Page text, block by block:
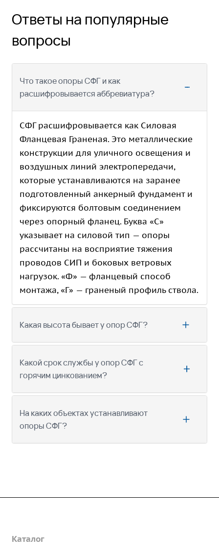
Ответы на популярные
вопросы
Что такое опоры СФГ и как
расшифровывается аббревиатура?
СФГ расшифровывается как Силовая
Фланцевая Граненая. Это металлические
конструкции для уличного освещения и
воздушных линий электропередачи,
которые устанавливаются на заранее
подготовленный анкерный фундамент и
фиксируются болтовым соединением
через опорный фланец. Буква «С»
указывает на силовой тип — опоры
рассчитаны на восприятие тяжения
проводов СИП и боковых ветровых
нагрузок. «Ф» — фланцевый способ
монтажа, «Г» — граненый профиль ствола.
Какая высота бывает у опор СФГ?
Какой срок службы у опор СФГ с
горячим цинкованием?
На каких объектах устанавливают
опоры СФГ?
О предприятии
Каталог